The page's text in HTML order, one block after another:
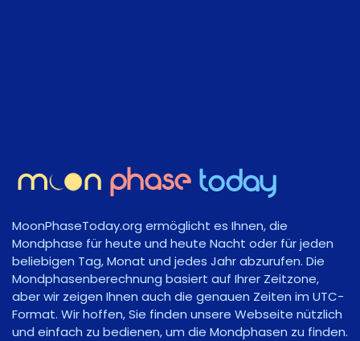
MoonPhaseToday.org ermöglicht es Ihnen, die
Mondphase für heute und heute Nacht oder für jeden
beliebigen Tag, Monat und jedes Jahr abzurufen. Die
Mondphasenberechnung basiert auf Ihrer Zeitzone,
aber wir zeigen Ihnen auch die genauen Zeiten im UTC-
Format. Wir hoffen, Sie finden unsere Webseite nützlich
und einfach zu bedienen, um die Mondphasen zu finden.